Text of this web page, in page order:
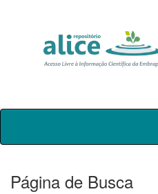
Skip
Página de Busca